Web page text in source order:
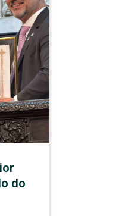
do